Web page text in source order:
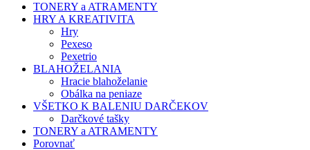
TONERY a ATRAMENTY
HRY A KREATIVITA
Hry
Pexeso
Pexetrio
BLAHOŽELANIA
Hracie blahoželanie
Obálka na peniaze
VŠETKO K BALENIU DARČEKOV
Darčkové tašky
TONERY a ATRAMENTY
Porovnať